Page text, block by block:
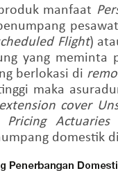
manfaat
Flight)
yang meminta
berlokasi di
maka
extension cover
Pricing Actuaries
domestik di